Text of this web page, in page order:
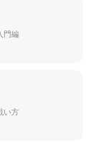
門編
い方